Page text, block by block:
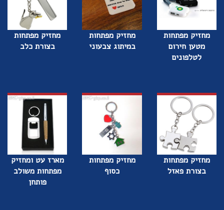
מחזיק מפתחות
מטען חירום
לטלפונים
מחזיק מפתחות
במיתוג צבעוני
מחזיק מפתחות
בצורת כלב
מחזיק מפתחות
בצורת פאזל
מחזיק מפתחות
כסוף
מארז עט ומחזיק
מפתחות משולב
פותחן